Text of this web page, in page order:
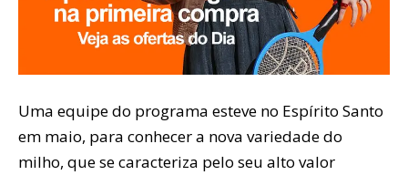
Uma equipe do programa esteve no Espírito Santo
em maio, para conhecer a nova variedade do
milho, que se caracteriza pelo seu alto valor